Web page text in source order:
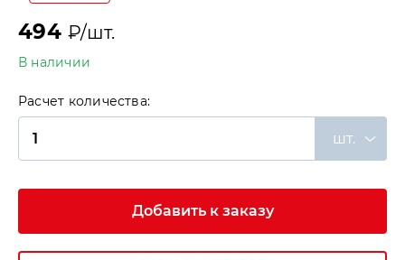
494₽/шт.
В наличии
Расчет количества:
шт.
Добавить к заказу